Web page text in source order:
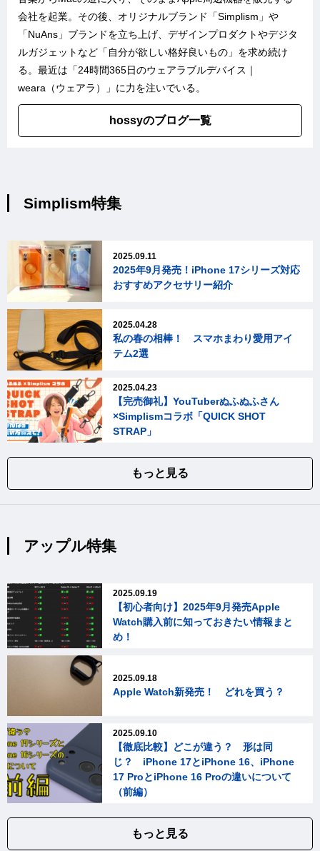
会社を起業。その後、オリジナルブランド「Simplism 」や
「NuAns 」ブランドを立ち上げ、デザインプロダクトやデジタ
ルガジェットなど「自分が欲しい格好良いもの」を求め続け
る。最近は「24時間365日のウェアラブルデバイス｜
weara（ウェアラ）
」に力を注いでいる。
hossyのブログ一覧
Simplism特集
2025.09.11
2025年9月発売！iPhone 17シリーズ対応
おすすめアクセサリー紹介
2025.04.28
私の春の相棒！ スマホまわり愛用アイ
テム2選
2025.04.23
【完売御礼】YouTuberぬふぬふさん
×Simplismコラボ「QUICK SHOT
STRAP」
もっと見る
アップル特集
2025.09.19
【初心者向け】2025年9月発売Apple
Watch購入前に知っておきたい情報まと
め！
2025.09.18
Apple Watch新発売！ どれを買う？
2025.09.10
【徹底比較】どこが違う？ 形は同
じ？ iPhone 17とiPhone 16、iPhone
17 ProとiPhone 16 Proの違いについて
（前編）
もっと見る